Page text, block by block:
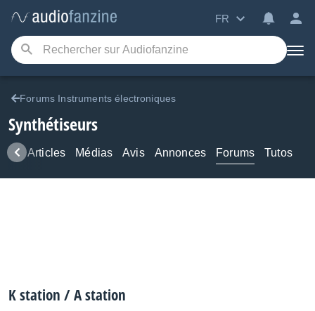
FR
Forums Instruments électroniques
Synthétiseurs
Articles Médias Avis Annonces Forums Tutos
K station / A station